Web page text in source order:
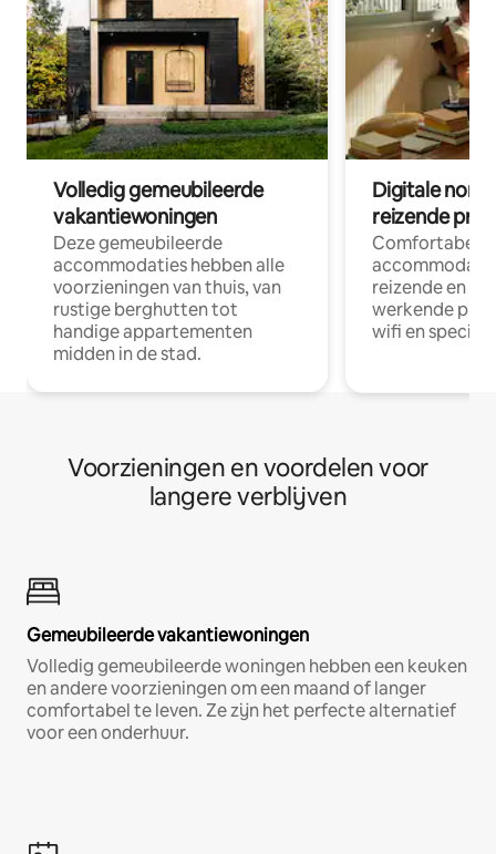
Volledig gemeubileerde
vakantiewoningen
Deze gemeubileerde
accommodaties hebben alle
voorzieningen van thuis, van
rustige berghutten tot
handige appartementen
midden in de stad.
Digitale
reizende
Comfortabele
reizende en
werkende
wifi en
Voorzieningen en voordelen voor
langere verblijven
Gemeubileerde vakantiewoningen
Volledig gemeubileerde woningen hebben een keuken
en andere voorzieningen om een maand of langer
comfortabel te leven. Ze zijn het perfecte alternatief
voor een onderhuur.